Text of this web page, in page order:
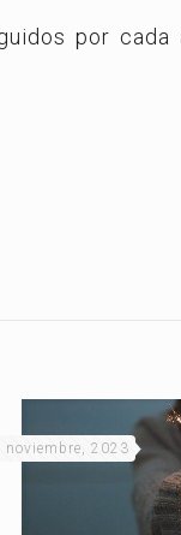
por
noviembre, 2023